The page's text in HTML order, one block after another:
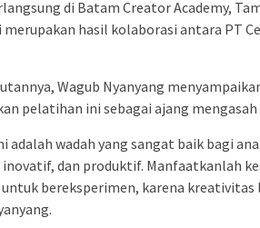
di Batam Creator Academy,
hasil kolaborasi antara PT
Wagub Nyanyang
pelatihan ini sebagai ajang
adalah wadah yang sangat baik bagi
dan produktif. Manfaatkanlah
bereksperimen, karena